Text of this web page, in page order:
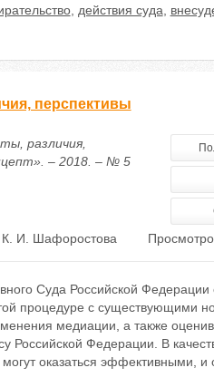
, действия суда
перспективы
различия,
– 2018. – № 5
И. Шафоростова
Суда Российской Федерации
процедуре с существующими
медиации, а также
Российской Федерации. В
оказаться эффективными, и